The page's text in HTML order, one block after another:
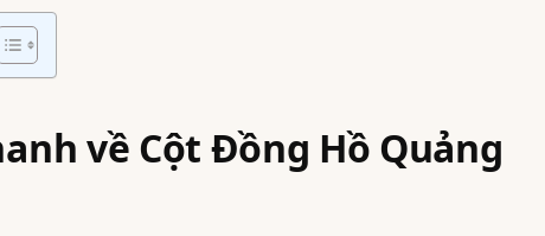
về Cột Đồng Hồ Quảng